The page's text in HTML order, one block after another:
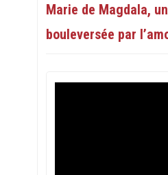
Marie de Magdala,
bouleversée par